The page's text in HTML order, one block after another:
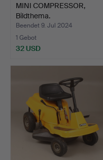
MINI COMPRESSOR,
Bildthema.
Beendet 9. Jul 2024
1 Gebot
32 USD